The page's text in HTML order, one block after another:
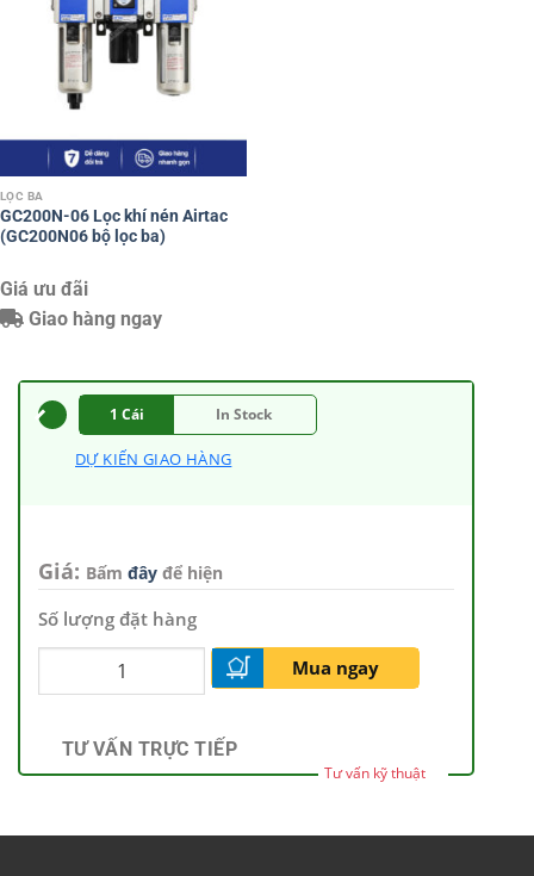
LỌC BA
GC200N-06 Lọc khí nén Airtac
(GC200N06 bộ lọc ba)
Giá ưu đãi
Giao hàng ngay
1 Cái In Stock
DỰ KIẾN GIAO HÀNG
Giá: Bấm đây để hiện
Số lượng đặt hàng
Mua ngay
TƯ VẤN TRỰC TIẾP
Tư vấn kỹ thuật